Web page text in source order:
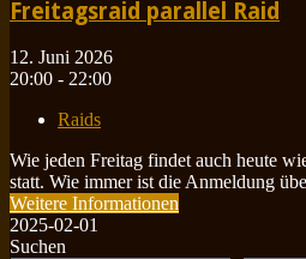
Freitagsraid parallel Raid
12. Juni 2026
20:00 - 22:00
Raids
Wie jeden Freitag findet auch heute
statt. Wie immer ist die Anmeldung
Weitere Informationen
2025-02-01
Suchen